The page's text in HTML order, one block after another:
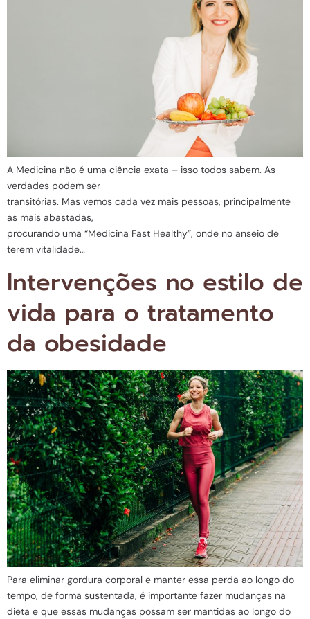
A Medicina não é uma ciência exata – isso todos sabem. As
verdades podem ser
transitórias. Mas vemos cada vez mais pessoas, principalmente
as mais abastadas,
procurando uma “Medicina Fast Healthy”, onde no anseio de
terem vitalidade…
Intervenções no estilo de
vida para o tratamento
da obesidade
Para eliminar gordura corporal e manter essa perda ao longo do
tempo, de forma sustentada, é importante fazer mudanças na
dieta e que essas mudanças possam ser mantidas ao longo do